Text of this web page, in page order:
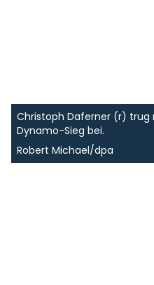
Christoph Daferner (r) trug
Dynamo-Sieg bei.
Robert Michael/dpa